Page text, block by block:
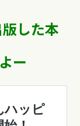
した本
ー